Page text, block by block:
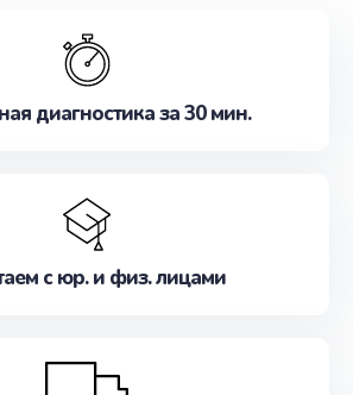
диагностика за 30 мин.
с юр. и физ. лицами